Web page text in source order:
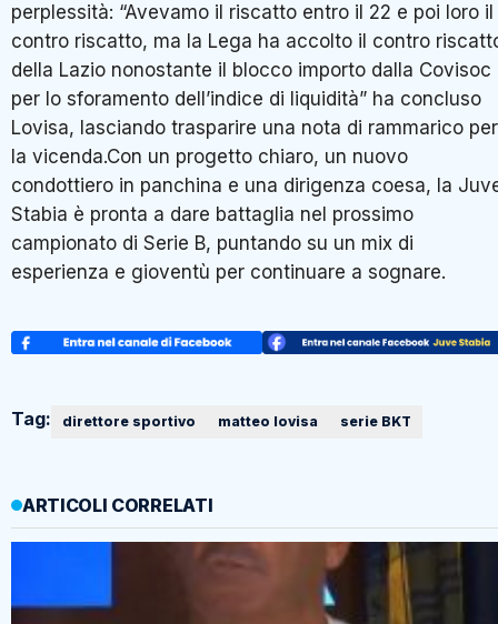
perplessità: “Avevamo il riscatto entro il 22 e poi loro il
contro riscatto, ma la Lega ha accolto il contro
della Lazio nonostante il blocco importo dalla Covisoc
per lo sforamento dell’indice di liquidità” ha concluso
Lovisa, lasciando trasparire una nota di rammarico per
la vicenda.Con un progetto chiaro, un nuovo
condottiero in panchina e una dirigenza coesa, la
Stabia è pronta a dare battaglia nel prossimo
campionato di Serie B, puntando su un mix di
esperienza e gioventù per continuare a sognare.
Tag: direttore sportivo matteo lovisa serie BKT
ARTICOLI CORRELATI